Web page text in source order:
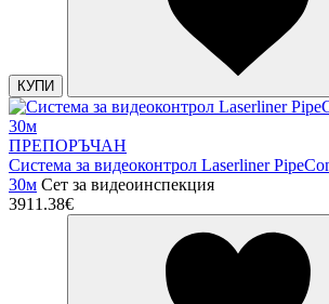
КУПИ
ПРЕПОРЪЧАН
Система за видеоконтрол Laserliner
30м Сет за видеоинспекция
3911.38€